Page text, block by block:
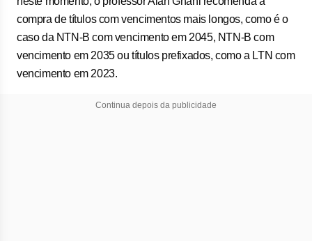
compra de títulos com vencimentos mais longos, como é o
caso da NTN-B com vencimento em 2045, NTN-B com
vencimento em 2035 ou títulos prefixados, como a LTN com
vencimento em 2023.
Continua depois da publicidade